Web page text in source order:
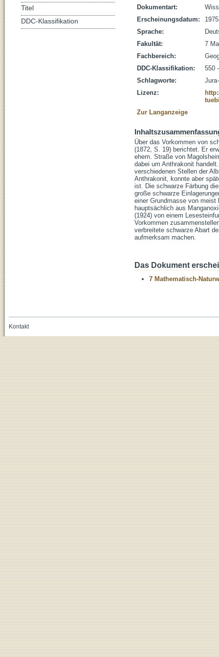
Dokumentart:
Erscheinungsdatum:
1975
Sprache:
Fakultät:
7
Fachbereich:
DDC-Klassifikation:
550
Schlagworte:
Lizenz:
Zur Langanzeige
Über das Vorkommen von
(1872, S. 19) berichtet. Er
ehem. Straße von
dabei um Anthrakonit
verschiedenen Stellen der
Anthrakonit, konnte aber
ist. Die schwarze Färbung
große schwarze
einer Grundmasse von
hauptsächlich aus
(1924) von einem
Vorkommen
verbreitete schwarze Abart
aufmerksam machen.
Das Dokument
7 Mathematisch-
Titel
DDC-Klassifikation
Kontakt